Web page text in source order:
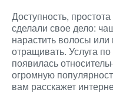
Доступность,
сделали свое дело:
нарастить волосы или
отращивать. Услуга
появилась
огромную
вам расскажет